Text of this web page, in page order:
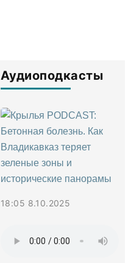
Аудиоподкасты
18:05 8.10.2025